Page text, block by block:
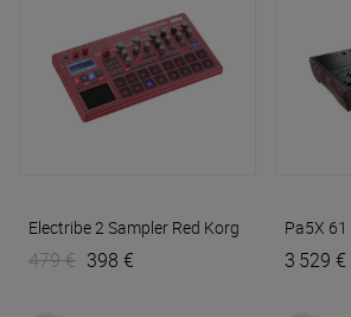
Electribe 2 Sampler Red Korg
479 € 398 €
Pa5X 61
3 529 €